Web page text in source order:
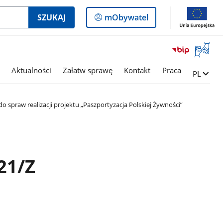
SZUKAJ
Logowanie
do
mObywatel
Otwórz
okno
Aktualności Załatw sprawę Kontakt Praca Zmień
PL
spraw realizacji projektu „Paszportyzacja Polskiej Żywności”
Z